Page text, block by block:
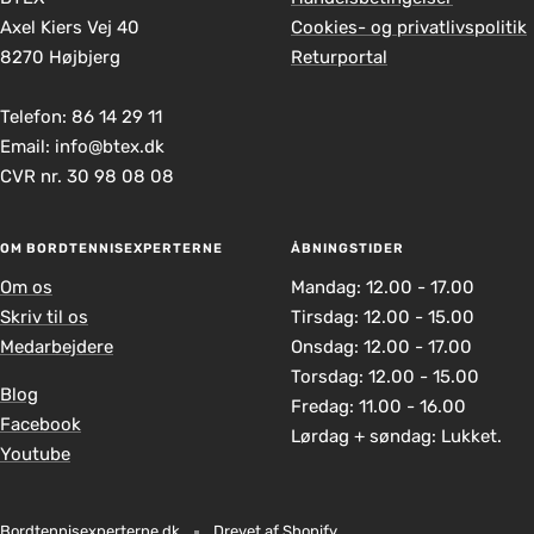
Axel Kiers Vej 40
8270 Højbjerg
Telefon: 86 14 29 11
Email: info@btex.dk
CVR nr. 30 98 08 08
Cookies- og privatlivspolitik
Returportal
OM BORDTENNISEXPERTERNE
Om os
Skriv til os
Medarbejdere
Blog
Facebook
Youtube
ÅBNINGSTIDER
Mandag: 12.00 - 17.00
Tirsdag: 12.00 - 15.00
Onsdag: 12.00 - 17.00
Torsdag: 12.00 - 15.00
Fredag: 11.00 - 16.00
Lørdag + søndag: Lukket.